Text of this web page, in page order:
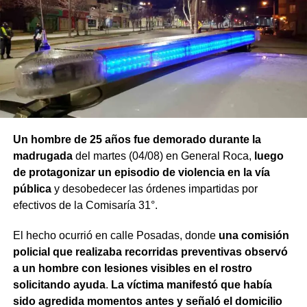
Un hombre de 25 años fue demorado durante la
madrugadadel martes (04/08) en General Roca, luego
de protagonizar un episodio de violencia en la vía
públicay desobedecer las órdenes impartidas por
efectivos de la Comisaría 31°.
El hecho ocurrió en calle Posadas, donde una comisión
policial que realizaba recorridas preventivas observó
a un hombre con lesiones visibles en el rostro
solicitando ayuda. La víctima manifestó que había
sido agredida momentos antes y señaló el domicilio